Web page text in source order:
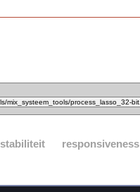
stabiliteit responsiveness